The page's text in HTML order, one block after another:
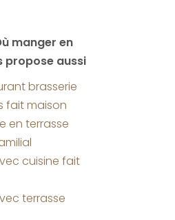
manger en
propose aussi
brasserie
fait maison
en terrasse
cuisine fait
terrasse